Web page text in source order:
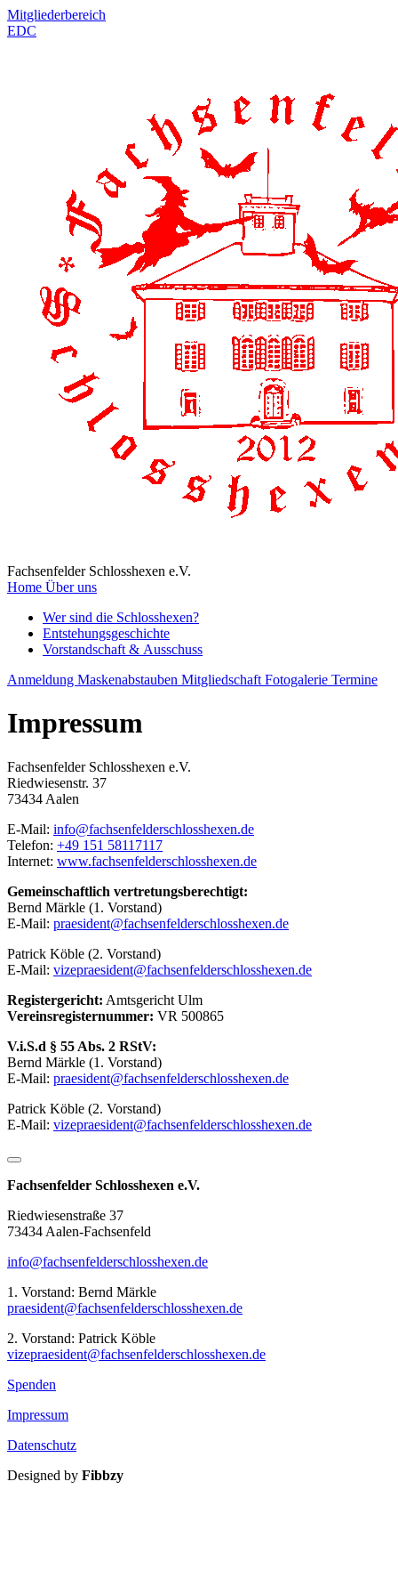
Mitgliederbereich
EDC
Fachsenfelder Schlosshexen e.V.
Home Über uns
Wer sind die Schlosshexen?
Entstehungsgeschichte
Vorstandschaft & Ausschuss
Anmeldung Maskenabstauben Mitgliedschaft Fotogalerie Termine
Impressum
Fachsenfelder Schlosshexen e.V.
Riedwiesenstr. 37
73434 Aalen
E-Mail: info@fachsenfelderschlosshexen.de
Telefon: +49 151 58117117
Internet: www.fachsenfelderschlosshexen.de
Gemeinschaftlich vertretungsberechtigt:
Bernd Märkle (1. Vorstand)
E-Mail: praesident@fachsenfelderschlosshexen.de
Patrick Köble (2. Vorstand)
E-Mail: vizepraesident@fachsenfelderschlosshexen.de
Registergericht: Amtsgericht Ulm
Vereinsregisternummer: VR 500865
V.i.S.d § 55 Abs. 2 RStV:
Bernd Märkle (1. Vorstand)
E-Mail: praesident@fachsenfelderschlosshexen.de
Patrick Köble (2. Vorstand)
E-Mail: vizepraesident@fachsenfelderschlosshexen.de
Fachsenfelder Schlosshexen e.V.
Riedwiesenstraße 37
73434 Aalen-Fachsenfeld
info@fachsenfelderschlosshexen.de
1. Vorstand: Bernd Märkle
praesident@fachsenfelderschlosshexen.de
2. Vorstand: Patrick Köble
vizepraesident@fachsenfelderschlosshexen.de
Spenden
Impressum
Datenschutz
Designed by Fibbzy